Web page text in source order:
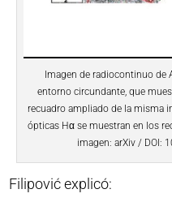
Imagen de radiocontinuo de
entorno circundante, que
recuadro ampliado de la misma
ópticas Hα se muestran en los
imagen: arXiv / DOI:
Filipović explicó: